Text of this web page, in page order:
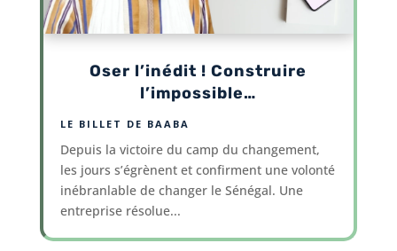
Oser l’inédit ! Construire
l’impossible…
LE BILLET DE BAABA
Depuis la victoire du camp du changement,
les jours s’égrènent et confirment une volonté
inébranlable de changer le Sénégal. Une
entreprise résolue...